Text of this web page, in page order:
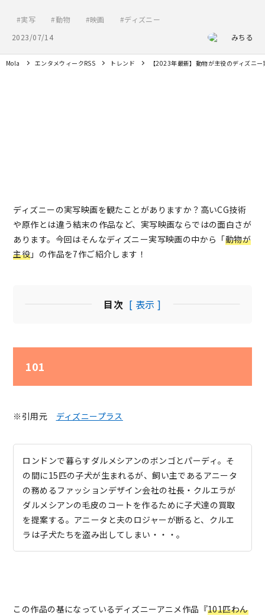
実写 動物 映画
ディズニー
2023/07/14
みちる
Mola エンタメウィークRSS トレンド 【2023年最新】動物が主役のディズニ
ディズニーの実写映画を観たことがありますか？高いCG技術
や原作とは違う結末の作品など、実写映画ならではの面白さが
あります。今回はそんなディズニー実写映画の中から「動物が
主役 」の作品を7作ご紹介します！
目次 [ 表示 ]
101
※引用元 ディズニープラス
ロンドンで暮らすダルメシアンのボンゴとパーディ。そ
の間に15匹の子犬が生まれるが、飼い主であるアニータ
の務めるファッションデザイン会社の社長・クルエラが
ダルメシアンの毛皮のコートを作るために子犬達の買取
を提案する。アニータと夫のロジャーが断ると、クルエ
ラは子犬たちを盗み出してしまい・・・。
この作品の基になっているディズニーアニメ作品『101匹わん